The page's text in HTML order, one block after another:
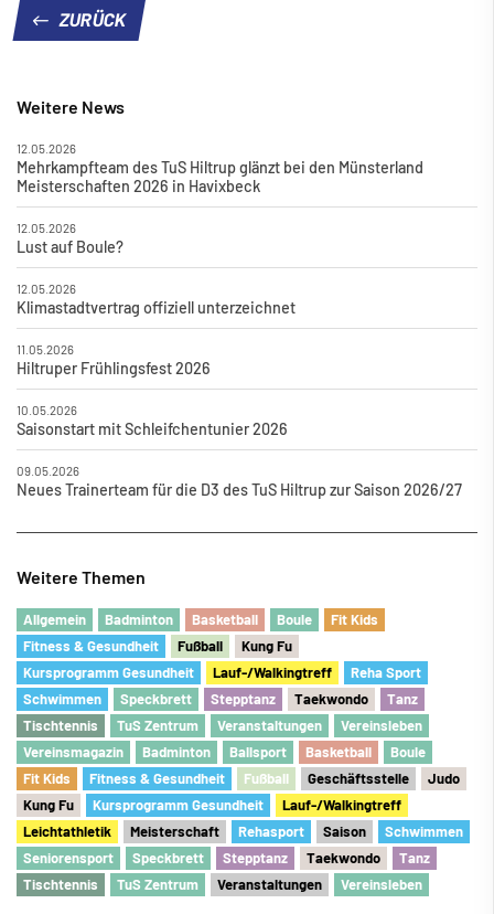
ZURÜCK
Weitere News
12.05.2026
Mehrkampfteam des TuS Hiltrup glänzt bei den Münsterland
Meisterschaften 2026 in Havixbeck
12.05.2026
Lust auf Boule?
12.05.2026
Klimastadtvertrag offiziell unterzeichnet
11.05.2026
Hiltruper Frühlingsfest 2026
10.05.2026
Saisonstart mit Schleifchentunier 2026
09.05.2026
Neues Trainerteam für die D3 des TuS Hiltrup zur Saison 2026/27
Weitere Themen
Allgemein Badminton Basketball Boule
Fit Kids
Fitness & Gesundheit
Fußball
Kung Fu
Kursprogramm Gesundheit
Lauf-/Walkingtreff
Reha Sport
Schwimmen
Speckbrett Stepptanz Taekwondo
Tanz
Tischtennis
TuS Zentrum Veranstaltungen
Vereinsleben
Vereinsmagazin
Badminton Ballsport Basketball
Boule
Fit Kids
Fitness & Gesundheit Fußball Geschäftsstelle
Judo
Kung Fu
Kursprogramm Gesundheit
Lauf-/Walkingtreff
Leichtathletik
Meisterschaft Rehasport Saison
Schwimmen
Seniorensport
Speckbrett Stepptanz Taekwondo
Tanz
Tischtennis
TuS Zentrum Veranstaltungen Vereinsleben